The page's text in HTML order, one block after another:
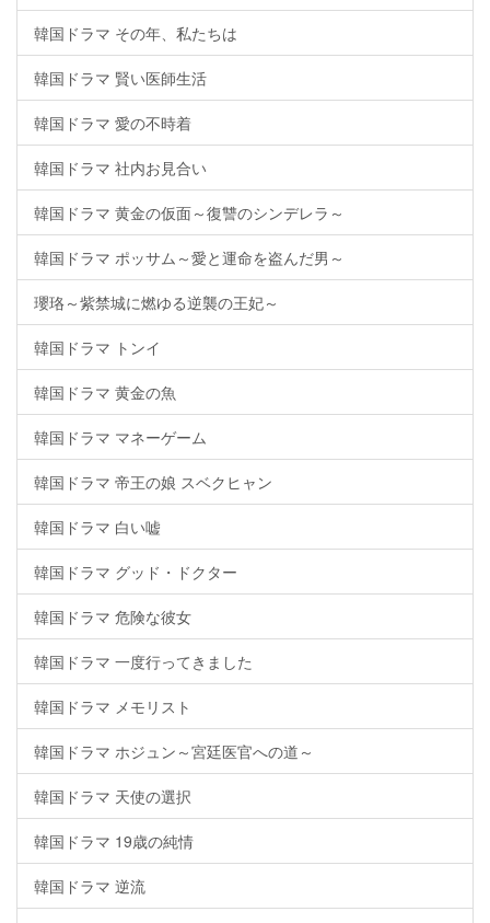
韓国ドラマ その年、私たちは
韓国ドラマ 賢い医師生活
韓国ドラマ 愛の不時着
韓国ドラマ 社内お見合い
韓国ドラマ 黄金の仮面～復讐のシンデレラ～
韓国ドラマ ポッサム～愛と運命を盗んだ男～
瓔珞～紫禁城に燃ゆる逆襲の王妃～
韓国ドラマ トンイ
韓国ドラマ 黄金の魚
韓国ドラマ マネーゲーム
韓国ドラマ 帝王の娘 スベクヒャン
韓国ドラマ 白い嘘
韓国ドラマ グッド・ドクター
韓国ドラマ 危険な彼女
韓国ドラマ 一度行ってきました
韓国ドラマ メモリスト
韓国ドラマ ホジュン～宮廷医官への道～
韓国ドラマ 天使の選択
韓国ドラマ 19歳の純情
韓国ドラマ 逆流